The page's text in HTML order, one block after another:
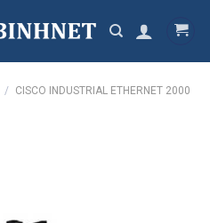
/ CISCO INDUSTRIAL ETHERNET 2000